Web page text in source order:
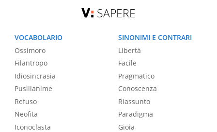
SAPERE
VOCABOLARIO
Ossimoro
Filantropo
Idiosincrasia
Pusillanime
Refuso
Neofita
Iconoclasta
SINONIMI E CONTRARI
Libertà
Facile
Pragmatico
Conoscenza
Riassunto
Paradigma
Gioia